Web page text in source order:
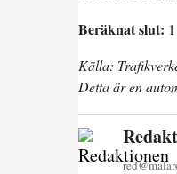
Beräknat slut:
Källa:
Detta är en